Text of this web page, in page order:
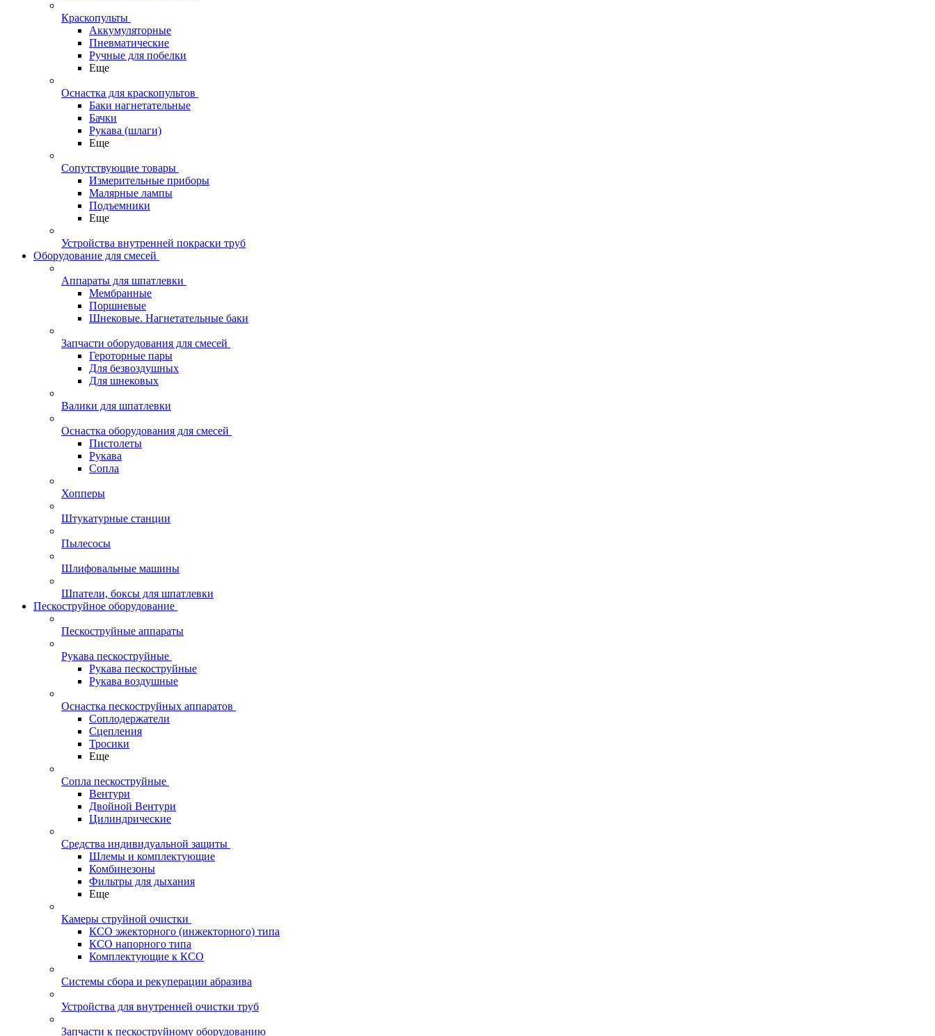
Краскопульты
Аккумуляторные
Пневматические
Ручные для побелки
Еще
Оснастка для краскопультов
Баки нагнетательные
Бачки
Рукава (шлаги)
Еще
Сопутствующие товары
Измерительные приборы
Малярные лампы
Подъемники
Еще
Устройства внутренней покраски труб
Оборудование для смесей
Аппараты для шпатлевки
Мембранные
Поршневые
Шнековые. Нагнетательные баки
Запчасти оборудования для смесей
Героторные пары
Для безвоздушных
Для шнековых
Валики для шпатлевки
Оснастка оборудования для смесей
Пистолеты
Рукава
Сопла
Хопперы
Штукатурные станции
Пылесосы
Шлифовальные машины
Шпатели, боксы для шпатлевки
Пескоструйное оборудование
Пескоструйные аппараты
Рукава пескоструйные
Рукава пескоструйные
Рукава воздушные
Оснастка пескоструйных аппаратов
Соплодержатели
Сцепления
Тросики
Еще
Сопла пескоструйные
Вентури
Двойной Вентури
Цилиндрические
Средства индивидуальной защиты
Шлемы и комплектующие
Комбинезоны
Фильтры для дыхания
Еще
Камеры струйной очистки
КСО эжекторного (инжекторного) типа
КСО напорного типа
Комплектующие к КСО
Системы сбора и рекуперации абразива
Устройства для внутренней очистки труб
Запчасти к пескоструйному оборудованию